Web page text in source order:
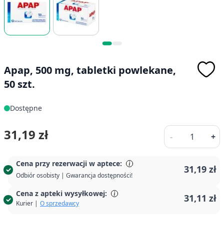
Apap, 500 mg, tabletki powlekane,
50 szt.
Dostępne
Cena przy rezerwacji w aptece:
Odbiór osobisty | Gwarancja dostępności!
31,19 zł
Cena z apteki wysyłkowej:
Kurier | O sprzedawcy 31,11 zł
31,19 zł -
Ilość
+